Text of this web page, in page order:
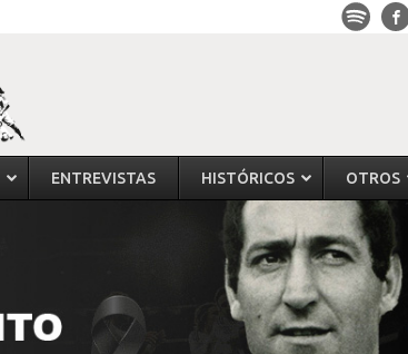
ENTREVISTAS HISTÓRICOS OTROS